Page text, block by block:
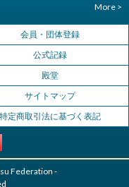
More >
会員・団体登録
公式記録
殿堂
サイトマップ
特定商取引法に基づく表記
Federation -